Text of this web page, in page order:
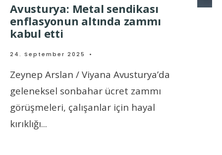
Avusturya: Metal sendikası
enflasyonun altında zammı
kabul etti
24. September 2025 •
Zeynep Arslan / Viyana Avusturya’da
geleneksel sonbahar ücret zammı
görüşmeleri, çalışanlar için hayal
kırıklığı...